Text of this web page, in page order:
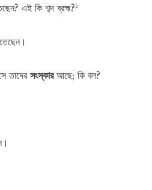
এই কি শব্দ ব্রহ্ম?১
তাদেরসংস্কারআছে; কি বল?